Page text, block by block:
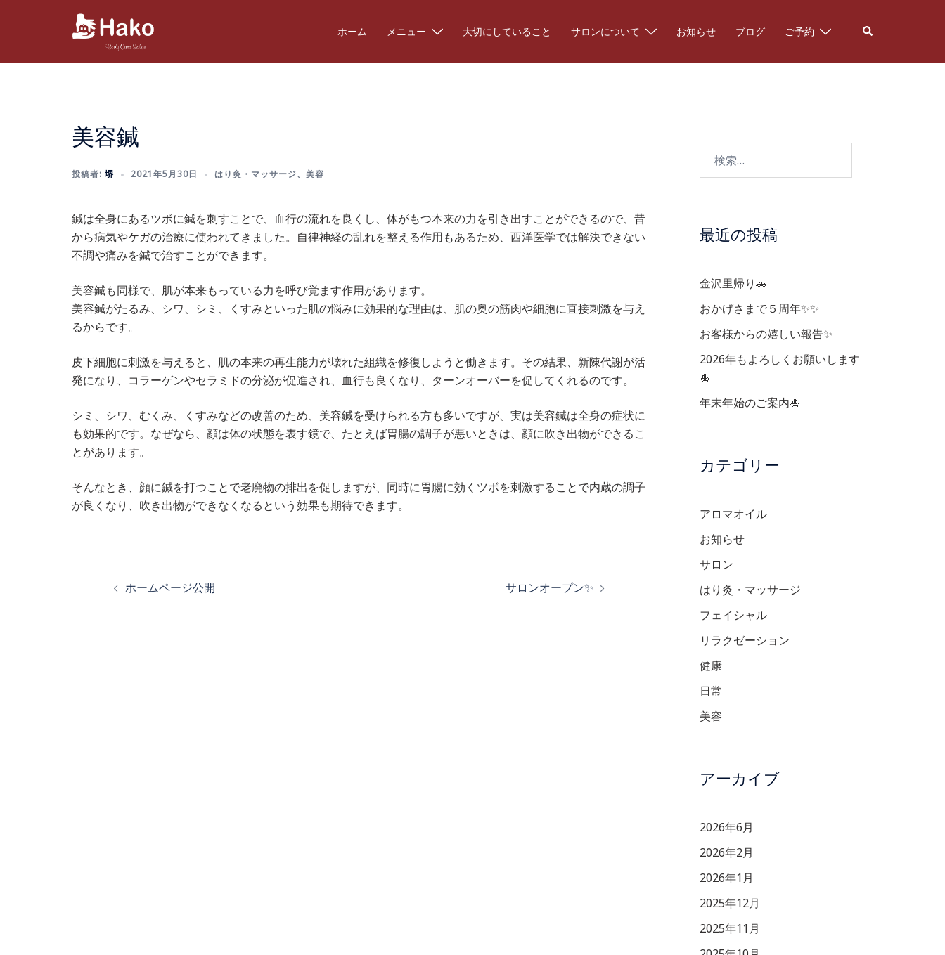
ン
ホーム メニュー 大切にしていること サロンについて お知らせ ブログ ご予約 検
索
美容鍼
投稿者: 堺 2021年5月30日 はり灸・マッサージ、 美容
鍼は全身にあるツボに鍼を刺すことで、血行の流れを良くし、体がもつ本来の力を引き出すことができるので、昔
から病気やケガの治療に使われてきました。自律神経の乱れを整える作用もあるため、西洋医学では解決できない
不調や痛みを鍼で治すことができます。
美容鍼も同様で、肌が本来もっている力を呼び覚ます作用があります。
美容鍼がたるみ、シワ、シミ、くすみといった肌の悩みに効果的な理由は、肌の奥の筋肉や細胞に直接刺激を与え
るからです。
皮下細胞に刺激を与えると、肌の本来の再生能力が壊れた組織を修復しようと働きます。その結果、新陳代謝が活
発になり、コラーゲンやセラミドの分泌が促進され、血行も良くなり、ターンオーバーを促してくれるのです。
シミ、シワ、むくみ、くすみなどの改善のため、美容鍼を受けられる方も多いですが、実は美容鍼は全身の症状に
も効果的です。なぜなら、顔は体の状態を表す鏡で、たとえば胃腸の調子が悪いときは、顔に吹き出物ができるこ
とがあります。
そんなとき、顔に鍼を打つことで老廃物の排出を促しますが、同時に胃腸に効くツボを刺激することで内蔵の調子
が良くなり、吹き出物ができなくなるという効果も期待できます。
ホームページ公開 サロンオープン✨
最近の投稿
金沢里帰り🚗
おかげさまで５周年✨✨
お客様からの嬉しい報告✨
2026年もよろしくお願いします
🎍
年末年始のご案内🎍
カテゴリー
アロマオイル
お知らせ
サロン
はり灸・マッサージ
フェイシャル
リラクゼーション
健康
日常
美容
アーカイブ
2026年6月
2026年2月
2026年1月
2025年12月
2025年11月